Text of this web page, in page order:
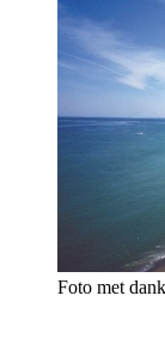
Foto met